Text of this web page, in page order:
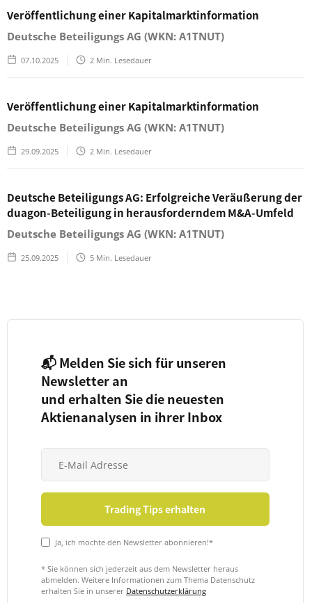
Veröffentlichung einer Kapitalmarktinformation
Deutsche Beteiligungs AG (WKN: A1TNUT)
07.10.2025 2 Min. Lesedauer
Veröffentlichung einer Kapitalmarktinformation
Deutsche Beteiligungs AG (WKN: A1TNUT)
29.09.2025 2 Min. Lesedauer
Deutsche Beteiligungs AG: Erfolgreiche Veräußerung der
duagon-Beteiligung in herausforderndem M&A-Umfeld
Deutsche Beteiligungs AG (WKN: A1TNUT)
25.09.2025 5 Min. Lesedauer
📬 Melden Sie sich für unseren
Newsletter an
und erhalten Sie die neuesten
Aktienanalysen in ihrer Inbox
Ja, ich möchte den Newsletter abonnieren!*
* Sie können sich jederzeit aus dem Newsletter heraus
abmelden. Weitere Informationen zum Thema Datenschutz
erhalten Sie in unserer Datenschutzerklärung